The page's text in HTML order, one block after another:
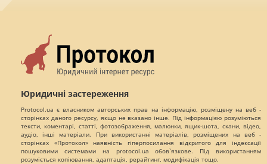
Юридичні застереження
Protocol.ua є власником авторських прав на інформацію, розміщену на веб -
сторінках даного ресурсу, якщо не вказано інше. Під інформацією розуміються
тексти, коментарі, статті, фотозображення, малюнки, ящик-шота, скани, відео,
аудіо, інші матеріали. При використанні матеріалів, розміщених на веб -
сторінках «Протокол» наявність гіперпосилання відкритого для індексації
пошуковими системами на protocol.ua обов`язкове. Під використанням
розуміється копіювання, адаптація, рерайтинг, модифікація тощо.